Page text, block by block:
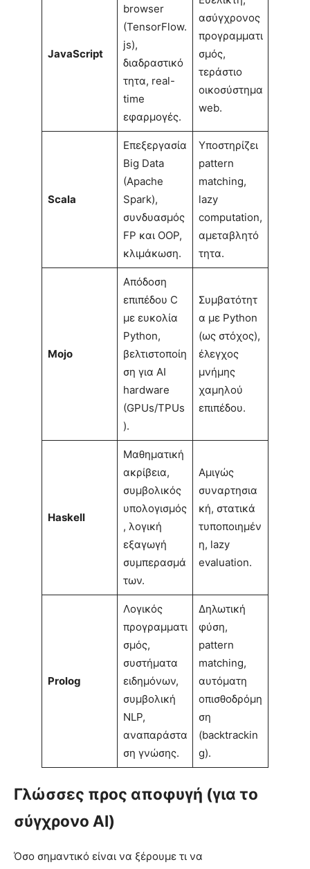
JavaScript
browser
(TensorFlow.
js),
διαδραστικό
τητα, real-
time
εφαρμογές.
ασύγχρονος
προγραμματι
σμός,
τεράστιο
οικοσύστημα
web.
Scala
Επεξεργασία
Big Data
(Apache
Spark),
συνδυασμός
FP και OOP,
κλιμάκωση.
Υποστηρίζει
pattern
matching,
lazy
computation,
αμεταβλητό
τητα.
Mojo
Απόδοση
επιπέδου C
με ευκολία
Python,
βελτιστοποίη
ση για AI
hardware
(GPUs/TPUs
).
Συμβατότητ
α με Python
(ως στόχος),
έλεγχος
μνήμης
χαμηλού
επιπέδου.
Haskell
Μαθηματική
ακρίβεια,
συμβολικός
υπολογισμός
, λογική
εξαγωγή
συμπερασμά
των.
Αμιγώς
συναρτησια
κή, στατικά
τυποποιημέν
η, lazy
evaluation.
Prolog
Λογικός
προγραμματι
σμός,
συστήματα
ειδημόνων,
συμβολική
NLP,
αναπαράστα
ση γνώσης.
Δηλωτική
φύση,
pattern
matching,
αυτόματη
οπισθοδρόμη
ση
(backtrackin
g).
Γλώσσες προς αποφυγή (για το
σύγχρονο AI)
Όσο σημαντικό είναι να ξέρουμε τι να